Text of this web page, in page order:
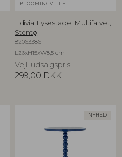
BLOOMINGVILLE
Edivia Lysestage, Multifarvet,
Stentøj
82063386
L26xH15xW8,5 cm
Vejl. udsalgspris
299,00 DKK
NYHED